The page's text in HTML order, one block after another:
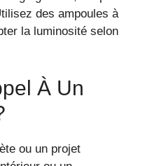
des ampoules à
la luminosité selon
À Un
ou un projet